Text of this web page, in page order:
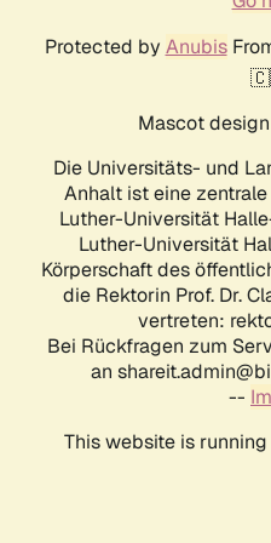
Protected by Anubis
Mascot
Die Universitäts- und
Anhalt ist eine
Luther-Universität
Luther-Universität
Körperschaft des
die Rektorin Prof. Dr.
vertreten:
Bei Rückfragen zum
an
--
This website is